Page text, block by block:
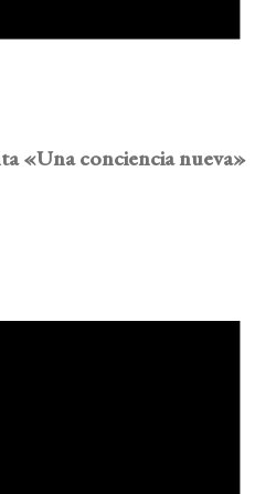
«Una conciencia nueva»